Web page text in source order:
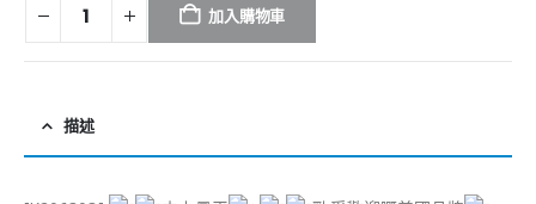
加入購物車
描述